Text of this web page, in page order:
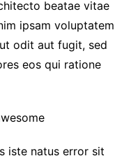
beatae vitae
ipsam voluptatem
odit aut fugit, sed
eos qui ratione
iste natus error sit